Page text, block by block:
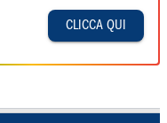
CLICCA QUI